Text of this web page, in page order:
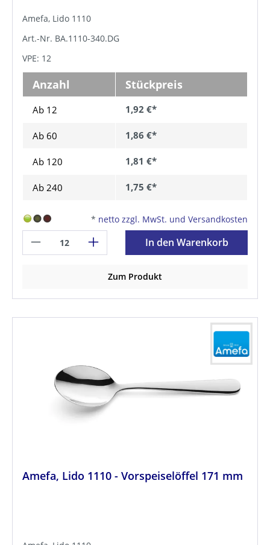
Amefa, Lido 1110
Art.-Nr. BA.1110-340.DG
VPE: 12
Anzahl Stückpreis
Ab 12 1,92 €*
Ab 60 1,86 €*
Ab 120 1,81 €*
Ab 240 1,75 €*
* netto zzgl. MwSt. und Versandkosten
In den Warenkorb
Zum Produkt
Amefa, Lido 1110 - Vorspeiselöffel 171 mm